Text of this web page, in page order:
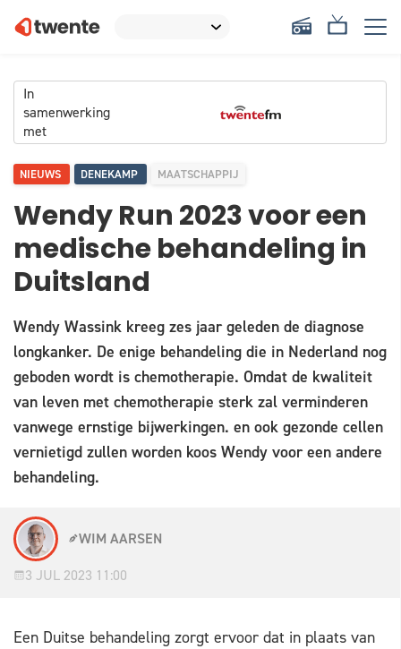
In
samenwerking
met
NIEUWS DENEKAMP MAATSCHAPPIJ
Wendy Run 2023 voor een
medische behandeling in
Duitsland
Wendy Wassink kreeg zes jaar geleden de diagnose
longkanker. De enige behandeling die in Nederland nog
geboden wordt is chemotherapie. Omdat de kwaliteit
van leven met chemotherapie sterk zal verminderen
vanwege ernstige bijwerkingen. en ook gezonde cellen
vernietigd zullen worden koos Wendy voor een andere
behandeling.
WIM AARSEN
3 JUL 2023 11:00
Een Duitse behandeling zorgt ervoor dat in plaats van